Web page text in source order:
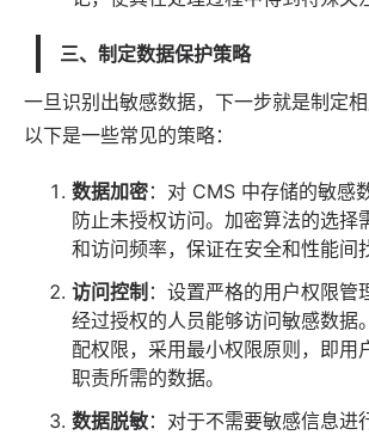
三、制定数据保护策略
一旦识别出敏感数据，下一步就是制定相
以下是一些常见的策略：
数据加密：对 CMS 中存储的敏感
防止未授权访问。加密算法的选择
和访问频率，保证在安全和性能间
访问控制 ：设置严格的用户权限管
经过授权的人员能够访问敏感数据
配权限，采用最小权限原则，即用
职责所需的数据。
数据脱敏：对于不需要敏感信息进